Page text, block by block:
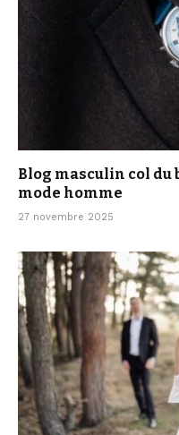
Blog masculin col du
mode homme
27 novembre 2025